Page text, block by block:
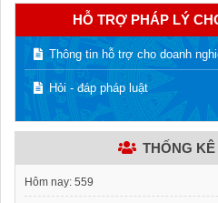
HỖ TRỢ PHÁP LÝ
Thông tin hỗ trợ cho doanh
Hỏi - đáp pháp luật
THỐNG
Hôm nay: 559